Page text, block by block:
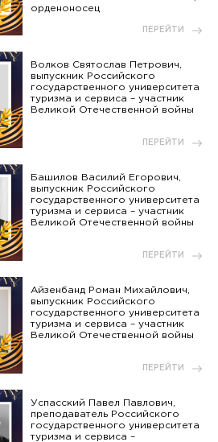
орденоносец
ПЕРЕЙТИ
Волков Святослав Петрович,
выпускник Российского
государственного университета
туризма и сервиса – участник
Великой Отечественной войны
ПЕРЕЙТИ
Башилов Василий Егорович,
выпускник Российского
государственного университета
туризма и сервиса – участник
Великой Отечественной войны
ПЕРЕЙТИ
Айзенбанд Роман Михайлович,
выпускник Российского
государственного университета
туризма и сервиса – участник
Великой Отечественной войны
ПЕРЕЙТИ
Успасский Павел Павлович,
преподаватель Российского
государственного университета
туризма и сервиса –